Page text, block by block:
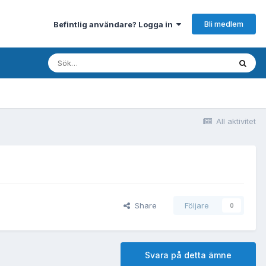
Befintlig användare? Logga in Bli medlem
All aktivitet
Share Följare 0
Svara på detta ämne